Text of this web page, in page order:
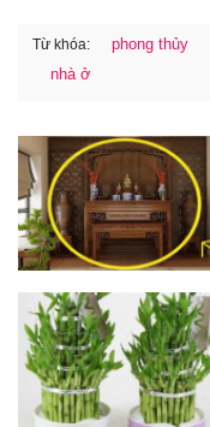
Từ khóa: phong thủy
nhà ở